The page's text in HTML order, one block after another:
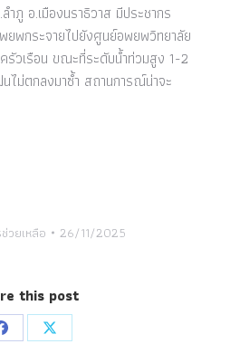
ภู อ.เมืองนราธิวาส มีประชากร
พกระจายไปยังศูนย์อพยพวิทยาลัย
วเรือน ขณะที่ระดับน้ำท่วมสูง 1-2
ไม่ตกลงมาซ้ำ สถานการณ์น่าจะ
วยเหลือ 26/11/2025
this post
Share
Share